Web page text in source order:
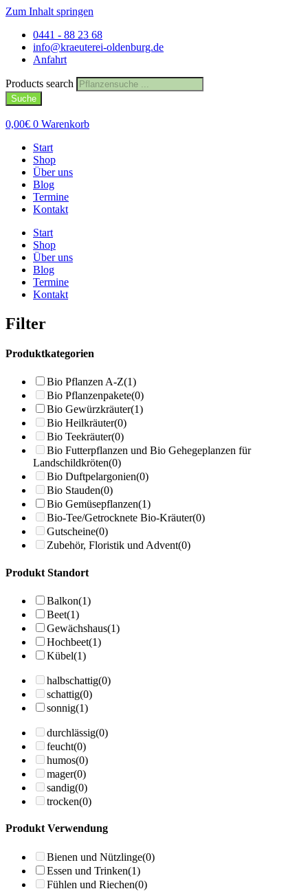
Zum Inhalt springen
0441 - 88 23 68
info@kraeuterei-oldenburg.de
Anfahrt
Products search
Suche
0,00€ 0 Warenkorb
Start
Shop
Über uns
Blog
Termine
Kontakt
Start
Shop
Über uns
Blog
Termine
Kontakt
Filter
Produktkategorien
Bio Pflanzen A-Z(1)
Bio Pflanzenpakete(0)
Bio Gewürzkräuter(1)
Bio Heilkräuter(0)
Bio Teekräuter(0)
Bio Futterpflanzen und Bio Gehegeplanzen für
Landschildkröten(0)
Bio Duftpelargonien(0)
Bio Stauden(0)
Bio Gemüsepflanzen(1)
Bio-Tee/Getrocknete Bio-Kräuter(0)
Gutscheine(0)
Zubehör, Floristik und Advent(0)
Produkt Standort
Balkon(1)
Beet(1)
Gewächshaus(1)
Hochbeet(1)
Kübel(1)
halbschattig(0)
schattig(0)
sonnig(1)
durchlässig(0)
feucht(0)
humos(0)
mager(0)
sandig(0)
trocken(0)
Produkt Verwendung
Bienen und Nützlinge(0)
Essen und Trinken(1)
Fühlen und Riechen(0)